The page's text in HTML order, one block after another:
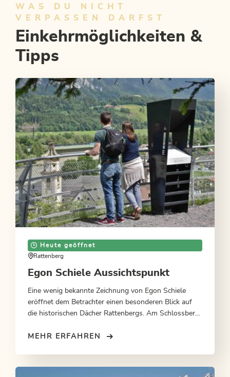
WAS DU NICHT
VERPASSEN DARFST
Einkehrmöglichkeiten &
Tipps
Heute geöffnet
Rattenberg
Egon Schiele Aussichtspunkt
Eine wenig bekannte Zeichnung von Egon Schiele
eröffnet dem Betrachter einen besonderen Blick auf
die historischen Dächer Rattenbergs. Am Schlossberg
Denkmal gesetzt.
MEHR ERFAHREN